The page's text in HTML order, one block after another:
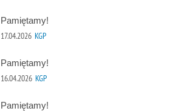
Pamiętamy!
17.04.2026 KGP
Pamiętamy!
16.04.2026 KGP
Pamiętamy!